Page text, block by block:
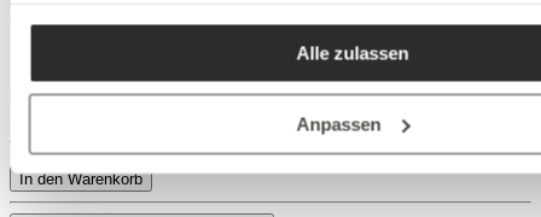
unseren Partner, die shopware AG (Ebbinghoff 10, 48624
Deutschland), die diese Daten Ihnen nicht persönlich
aber zu eigenen Zwecken (z.B. Produktverbesserungen,
Marktverhaltensanalysen) verarbeiten darf.
Alle zulassen
Anpassen
Regulärer Preis:
Inkl. MwSt. zzgl.Versandkosten
Auf Lager - in 3-5 Werktagen bei Ihnen
In den Warenkorb